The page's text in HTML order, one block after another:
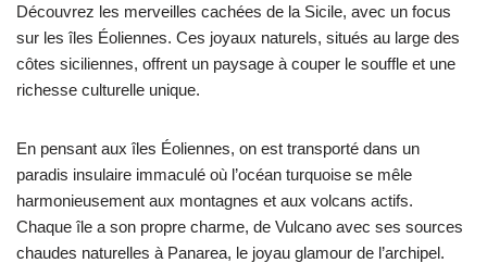
Découvrez les merveilles cachées de la Sicile, avec un focus
sur les îles Éoliennes. Ces joyaux naturels, situés au large des
côtes siciliennes, offrent un paysage à couper le souffle et une
richesse culturelle unique.
En pensant aux îles Éoliennes, on est transporté dans un
paradis insulaire immaculé où l’océan turquoise se mêle
harmonieusement aux montagnes et aux volcans actifs.
Chaque île a son propre charme, de Vulcano avec ses sources
chaudes naturelles à Panarea, le joyau glamour de l’archipel.